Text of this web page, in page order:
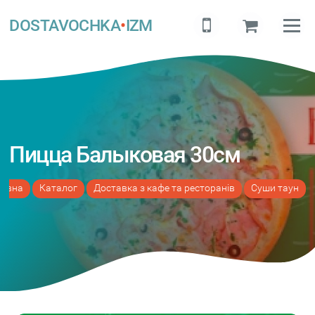
DOSTAVOCHKA•IZM
Пицца Балыковая 30см
Каталог Доставка з кафе та ресторанів Суши таун